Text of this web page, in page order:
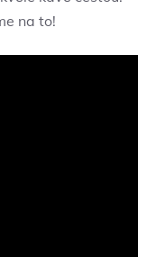
na to!